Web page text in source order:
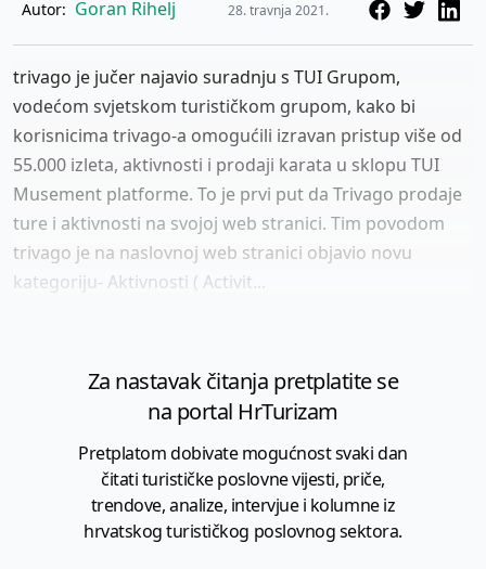
Autor: Goran Rihelj 28. travnja 2021.
trivago je jučer najavio suradnju s TUI Grupom,
vodećom svjetskom turističkom grupom, kako bi
korisnicima trivago-a omogućili izravan pristup više od
55.000 izleta, aktivnosti i prodaji karata u sklopu TUI
Musement platforme. To je prvi put da Trivago prodaje
ture i aktivnosti na svojoj web stranici. Tim povodom
trivago je na naslovnoj web stranici objavio novu
kategoriju- Aktivnosti ( Activit...
Za nastavak čitanja pretplatite se
na portal HrTurizam
Pretplatom dobivate mogućnost svaki dan
čitati turističke poslovne vijesti, priče,
trendove, analize, intervjue i kolumne iz
hrvatskog turističkog poslovnog sektora.